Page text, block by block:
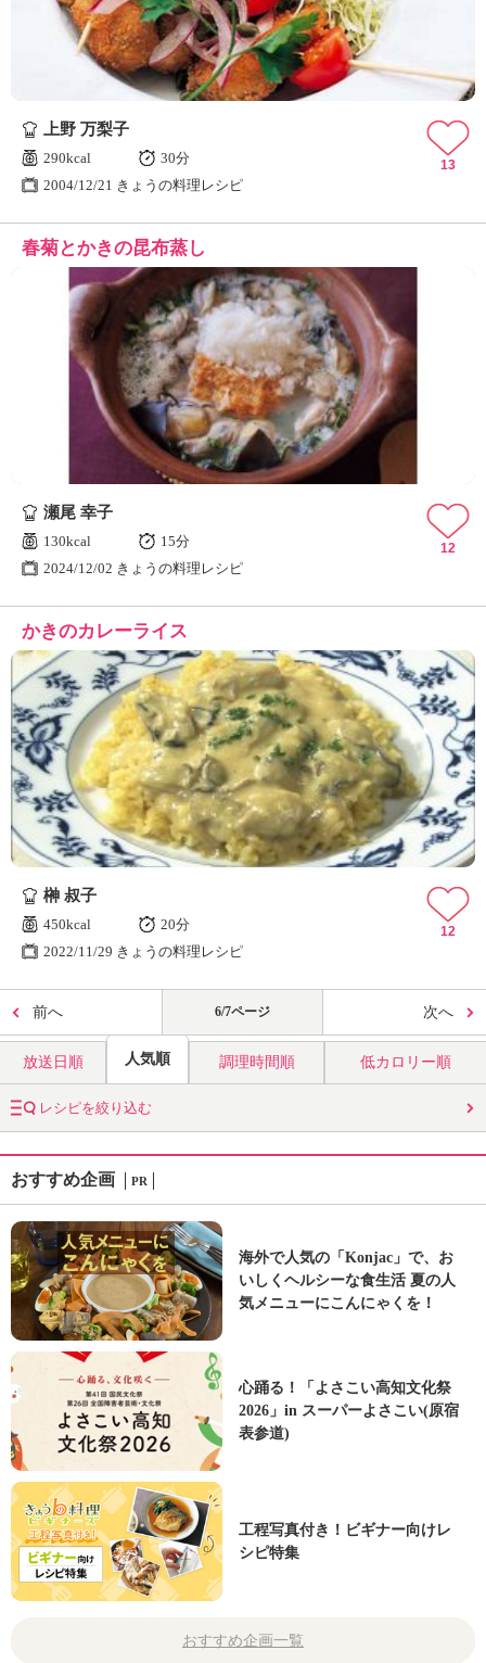
上野 万梨子
290kcal
30分
2004/12/21 きょうの料理レシピ
13
春菊とかきの昆布蒸し
瀬尾 幸子
130kcal
15分
2024/12/02 きょうの料理レシピ
12
かきのカレーライス
榊 叔子
450kcal
20分
2022/11/29 きょうの料理レシピ
12
前へ 6/7ページ 次へ
放送日順 人気順 調理時間順 低カロリー順
レシピを絞り込む
おすすめ企画 PR
海外で人気の「Konjac」で、お
いしくヘルシーな食生活 夏の人
気メニューにこんにゃくを！
心踊る！「よさこい高知文化祭
2026」in スーパーよさこい(原宿
表参道)
工程写真付き！ビギナー向けレ
シピ特集
おすすめ企画一覧